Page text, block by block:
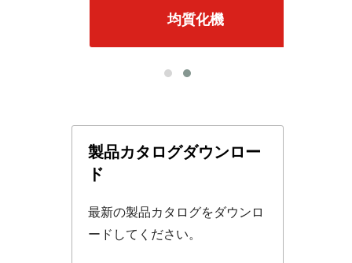
均質化機
製品カタログダウンロー
ド
最新の製品カタログをダウンロ
ードしてください。